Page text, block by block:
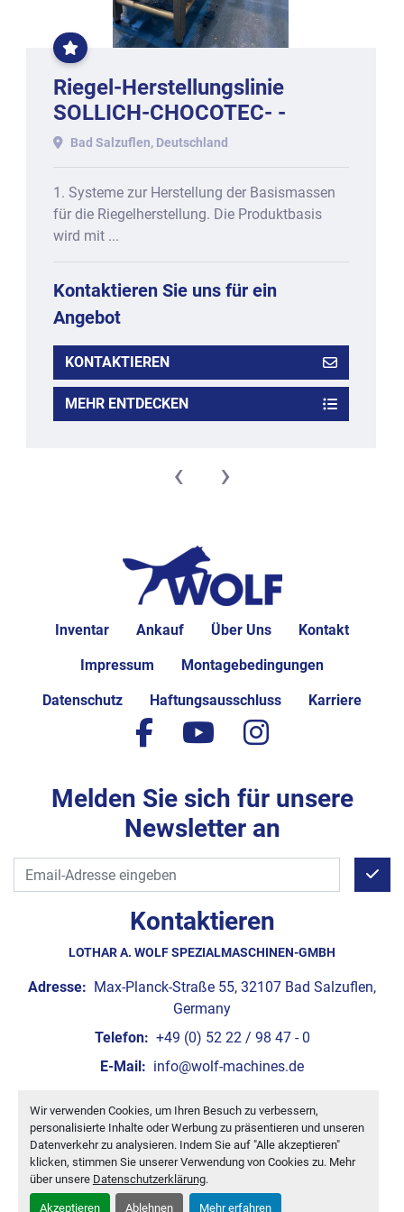
Wir verwenden Cookies, um Ihren Besuch zu verbessern,
personalisierte Inhalte oder Werbung zu präsentieren und unseren
Datenverkehr zu analysieren. Indem Sie auf "Alle akzeptieren"
klicken, stimmen Sie unserer Verwendung von Cookies zu. Mehr
über unsere Datenschutzerklärung.
Akzeptieren Ablehnen Mehr erfahren
EXKLUSIVE
RIEGEL
CONBAR
LINIE
Riegel-Herstellungslinie
SOLLICH-CHOCOTEC- -
STEPHAN, für
PROTEINRIEGEL, bestehend
aus
Bad Salzuflen, Deutschland
1. Systeme zur Herstellung der Basismassen
für die Riegelherstellung. Die Produktbasis
wird mit ...
Kontaktieren Sie uns für ein
Angebot
KONTAKTIEREN
MEHR ENTDECKEN
‹ ›
Inventar Ankauf Über Uns Kontakt
Impressum Montagebedingungen
Datenschutz Haftungsausschluss Karriere
Kontaktieren
LOTHAR A. WOLF SPEZIALMASCHINEN-GMBH
Adresse: Max-Planck-Straße 55, 32107 Bad Salzuflen,
Germany
Telefon: +49 (0) 52 22 / 98 47 - 0
E-Mail: info@wolf-machines.de
Cookie-Einstellungen
Machinio System-Website vonMachinio
facebook
youtubeinstagram
Melden Sie sich für unsere
Newsletter an